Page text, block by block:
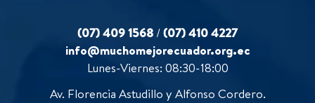
(07) 409 1568 /(07) 410 4227
info@muchomejorecuador.org.ec
Lunes-Viernes: 08:30-18:00
Av. Florencia Astudillo y Alfonso Cordero.